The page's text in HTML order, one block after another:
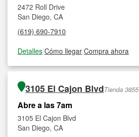
2472 Roll Drive
San Diego, CA
(619) 690-7910
Detalles|Cómo llegar|Compra ahora
3105 El Cajon BlvdTienda 3855
Abre a las 7am
3105 El Cajon Blvd
San Diego, CA